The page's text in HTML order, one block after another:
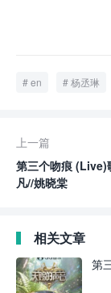
en 杨丞琳
上一篇
第三个吻痕 (Live)
凡//姚晓棠
相关文章
第